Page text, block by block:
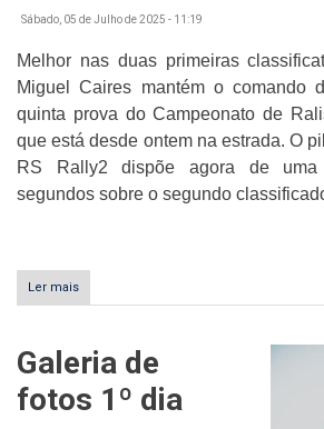
Sábado, 05 de Julho de 2025 - 11:19
Melhor nas duas primeiras
Miguel Caires mantém o comando
quinta prova do Campeonato de
que está desde ontem na estrada. O
RS Rally2 dispõe agora de
segundos sobre o segundo
Ler mais
Miguel
liderança
Rali
Galeria de
fotos 1º dia